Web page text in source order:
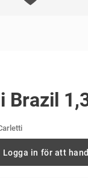
Brazil
Logga in för att